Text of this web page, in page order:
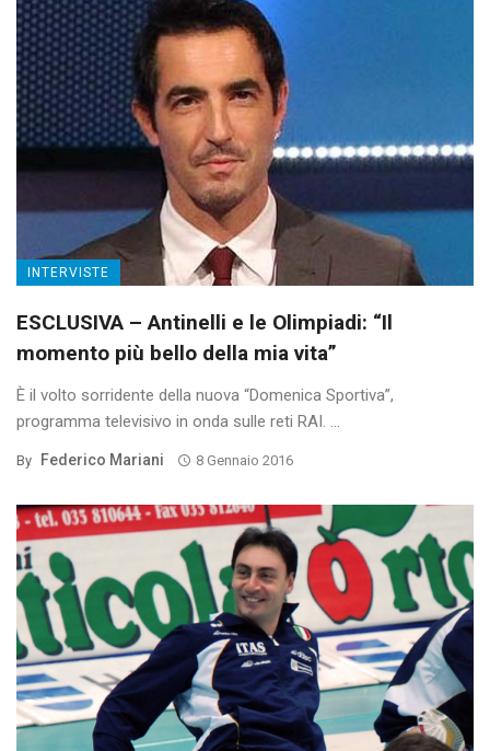
INTERVISTE
ESCLUSIVA – Antinelli e le Olimpiadi: “Il
momento più bello della mia vita”
È il volto sorridente della nuova “Domenica Sportiva”,
programma televisivo in onda sulle reti RAI. ...
By Federico Mariani 8 Gennaio 2016